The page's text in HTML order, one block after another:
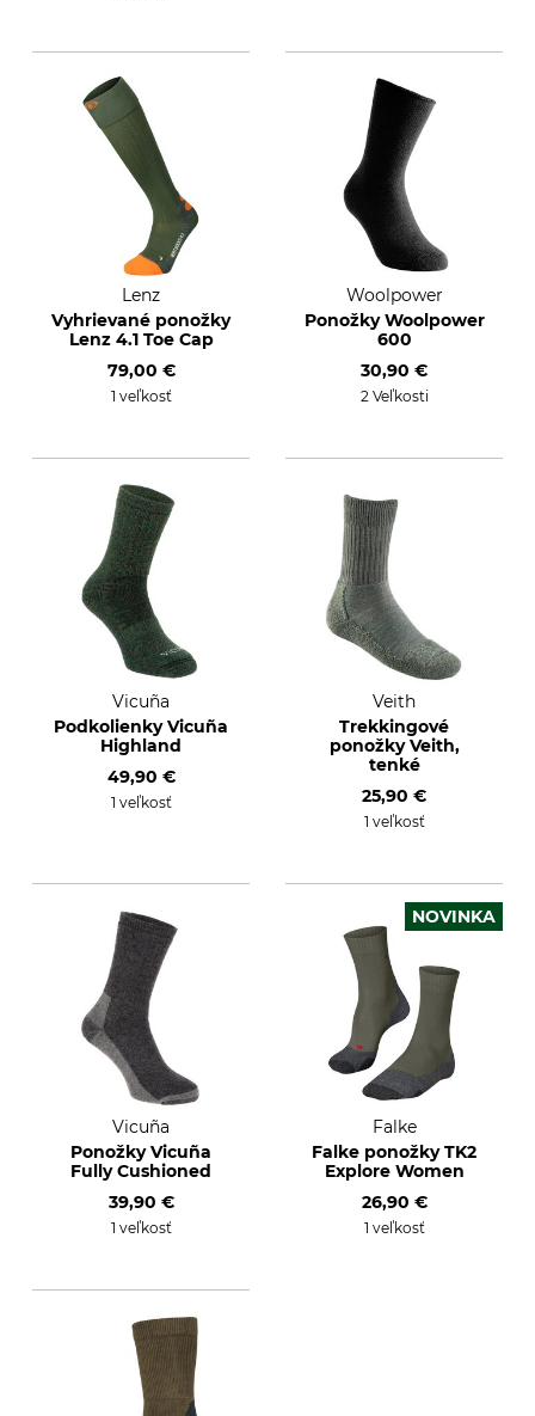
Lenz
Vyhrievané ponožky
Lenz 4.1 Toe Cap
79,00 €
1 veľkosť
Woolpower
Ponožky Woolpower
600
30,90 €
2 Veľkosti
Vicuña
Podkolienky Vicuña
Highland
49,90 €
1 veľkosť
Veith
Trekkingové
ponožky Veith,
tenké
25,90 €
1 veľkosť
Vicuña
Ponožky Vicuña
Fully Cushioned
39,90 €
1 veľkosť
NOVINKA
Falke
Falke ponožky TK2
Explore Women
26,90 €
1 veľkosť